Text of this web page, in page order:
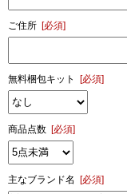
ご住所 [必須]
無料梱包キット [必須]
商品点数 [必須]
主なブランド名 [必須]